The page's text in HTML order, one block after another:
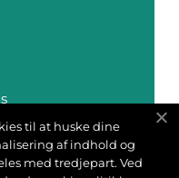
til at huske dine
af indhold og
med tredjepart. Ved